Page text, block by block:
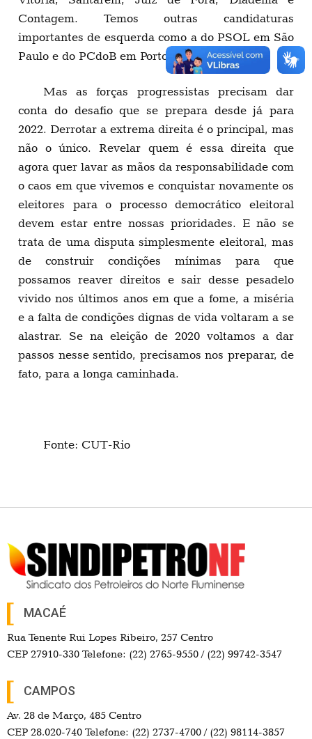
Contagem. Temos outras candidaturas
importantes de esquerda como a do PSOL em São
Paulo e do PCdoB em Porto Alegre.
Mas as forças progressistas precisam dar
conta do desafio que se prepara desde já para
2022. Derrotar a extrema direita é o principal, mas
não o único. Revelar quem é essa direita que
agora quer lavar as mãos da responsabilidade com
o caos em que vivemos e conquistar novamente os
eleitores para o processo democrático eleitoral
devem estar entre nossas prioridades. E não se
trata de uma disputa simplesmente eleitoral, mas
de construir condições mínimas para que
possamos reaver direitos e sair desse pesadelo
vivido nos últimos anos em que a fome, a miséria
e a falta de condições dignas de vida voltaram a se
alastrar. Se na eleição de 2020 voltamos a dar
passos nesse sentido, precisamos nos preparar, de
fato, para a longa caminhada.
Fonte: CUT-Rio
MACAÉ
Rua Tenente Rui Lopes Ribeiro, 257 Centro
CEP 27910-330 Telefone: (22) 2765-9550 / (22) 99742-3547
CAMPOS
Av. 28 de Março, 485 Centro
CEP 28.020-740 Telefone: (22) 2737-4700 / (22) 98114-3857